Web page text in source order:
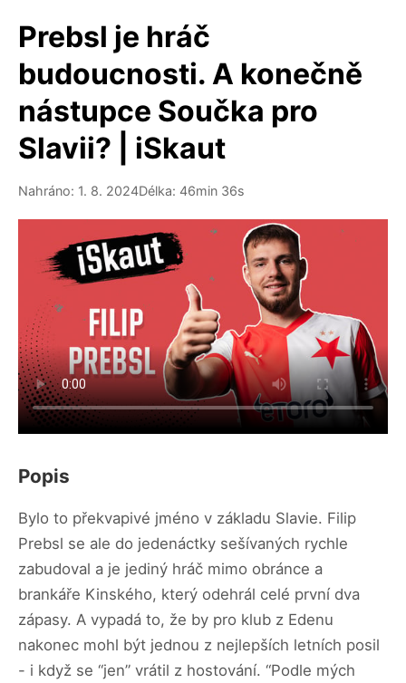
Prebsl je hráč
budoucnosti. A konečně
nástupce Součka pro
Slavii? | iSkaut
Nahráno: 1. 8. 2024Délka: 46min 36s
Popis
Bylo to překvapivé jméno v základu Slavie. Filip
Prebsl se ale do jedenáctky sešívaných rychle
zabudoval a je jediný hráč mimo obránce a
brankáře Kinského, který odehrál celé první dva
zápasy. A vypadá to, že by pro klub z Edenu
nakonec mohl být jednou z nejlepších letních posil
- i když se “jen” vrátil z hostování. “Podle mých